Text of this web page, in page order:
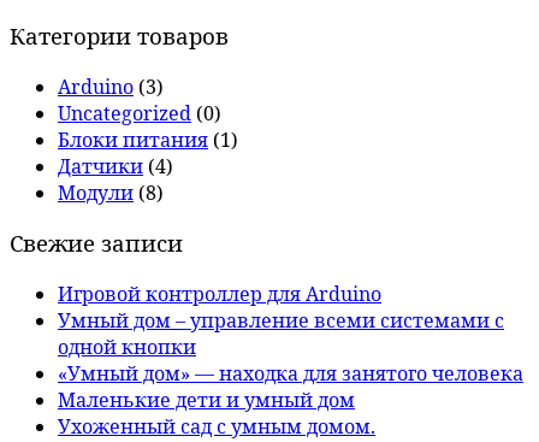
Категории товаров
Arduino (3)
Uncategorized (0)
Блоки питания (1)
Датчики (4)
Модули (8)
Свежие записи
Игровой контроллер для Arduino
Умный дом – управление всеми системами с
одной кнопки
«Умный дом» — находка для занятого человека
Маленькие дети и умный дом
Ухоженный сад с умным домом.